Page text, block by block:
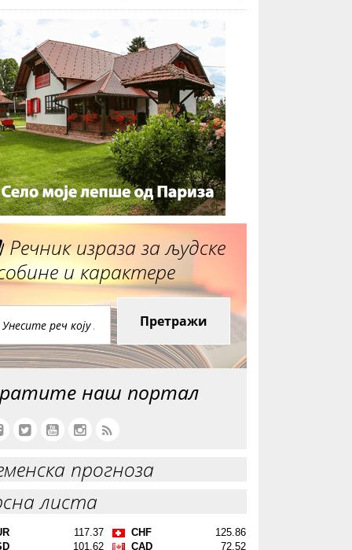
Речник израза за људске
и карактере
Претражи
наш портал
прогноза
листа